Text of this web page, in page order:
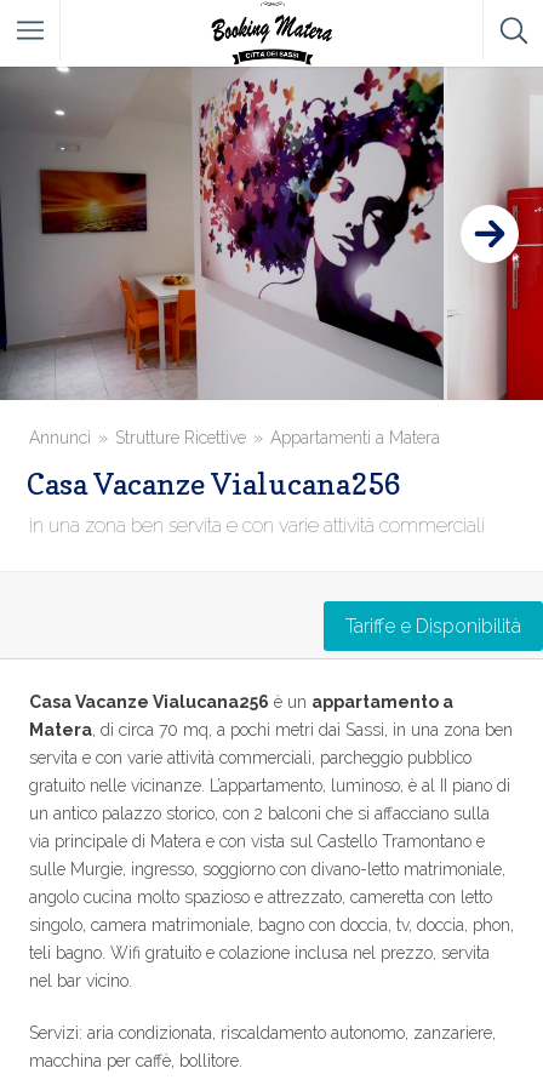
Annunci Strutture Ricettive Appartamenti a Matera
Casa Vacanze Vialucana256
in una zona ben servita e con varie attività commerciali
Tariffe e Disponibilità
Casa Vacanze Vialucana256 è un appartamento a
Matera , di circa 70 mq, a pochi metri dai Sassi, in una zona ben
servita e con varie attività commerciali, parcheggio pubblico
gratuito nelle vicinanze. L’appartamento, luminoso, è al II piano di
un antico palazzo storico, con 2 balconi che si affacciano sulla
via principale di Matera e con vista sul Castello Tramontano e
sulle Murgie, ingresso, soggiorno con divano-letto matrimoniale,
angolo cucina molto spazioso e attrezzato, cameretta con letto
singolo, camera matrimoniale, bagno con doccia, tv, doccia, phon,
teli bagno. Wifi gratuito e colazione inclusa nel prezzo, servita
nel bar vicino.
Servizi: aria condizionata, riscaldamento autonomo, zanzariere,
macchina per caffè, bollitore.